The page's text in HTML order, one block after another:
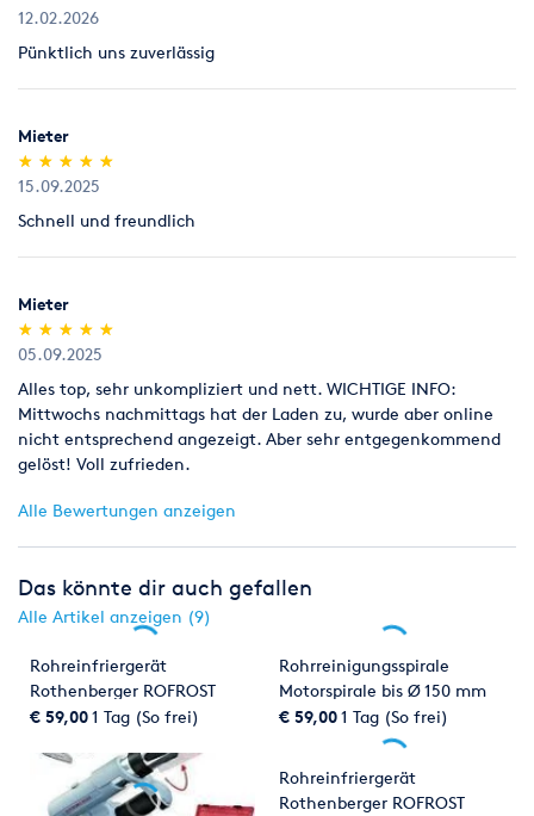
Verbrauchsmaterial (z.B. Schleifpapiere für Parkettschleifer),
das nicht benutzt worden ist, nehmen wir innerhalb von 7
ungeöffnet (kein Anbruch).
Legitimation
Als Neukunde bitten wir Sie einen gültigen amtlichen
(Personalausweis).
12.02.2026
Pünktlich uns zuverlässig
Mieter
(*)
★
★
(*) ★
★
(*) ★
★
(*) ★
★
(*) ★
★
15.09.2025
Schnell und freundlich
Mieter
(*)
★
★
(*) ★
★
(*) ★
★
(*) ★
★
(*) ★
★
05.09.2025
Alles top, sehr unkompliziert und nett. WICHTIGE INFO:
Mittwochs nachmittags hat der Laden zu, wurde aber online
nicht entsprechend angezeigt. Aber sehr entgegenkommend
gelöst! Voll zufrieden.
Alle Bewertungen anzeigen
Das könnte dir auch gefallen
Alle Artikel anzeigen (9)
Rohreinfriergerät
Rothenberger ROFROST
TURBO bis 1 1/4"
€ 59,001 Tag (So frei)
Rohrreinigungsspirale
Motorspirale bis Ø 150 mm
€ 59,001 Tag (So frei)
Rohreinfriergerät
Rothenberger ROFROST